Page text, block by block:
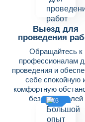
Выезд для
проведения
Обращайтесь к
профессионалам
проведения и
себе спокойную
комфортную
без вредителей
03